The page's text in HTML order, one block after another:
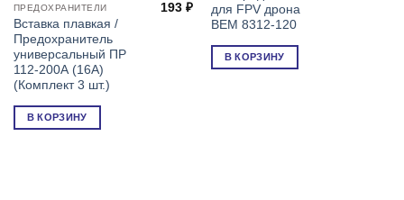
ПРЕДОХРАНИТЕЛИ
Вставка плавкая /
Предохранитель
универсальный ПР
112-200А (16А)
(Комплект 3 шт.)
193₽
В КОРЗИНУ
для FPV дрона
ВЕМ 8312-120
В КОРЗИНУ